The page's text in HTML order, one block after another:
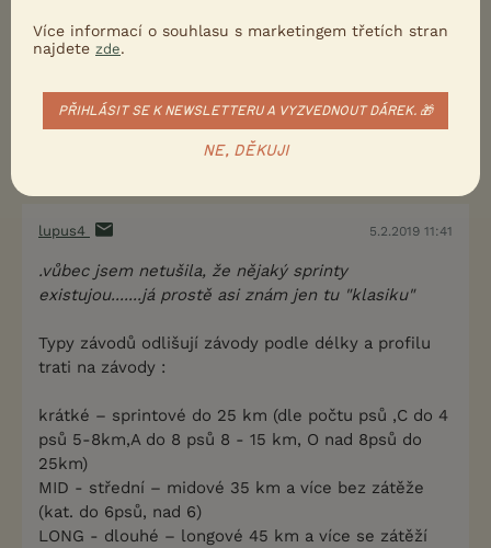
lupus4 5.2.2019 11:41
.vůbec jsem netušila, že nějaký sprinty
existujou.......já prostě asi znám jen tu "klasiku"
Typy závodů odlišují závody podle délky a profilu
trati na závody :
krátké – sprintové do 25 km (dle počtu psů ,C do 4
psů 5-8km,A do 8 psů 8 - 15 km, O nad 8psů do
25km)
MID - střední – midové 35 km a více bez zátěže
(kat. do 6psů, nad 6)
LONG - dlouhé – longové 45 km a více se zátěží
Více informací o souhlasu s marketingem třetích stran
najdete zde.
PŘIHLÁSIT SE K NEWSLETTERU A VYZVEDNOUT DÁREK. 🎁
NE, DĚKUJI